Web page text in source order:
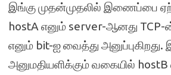
இங்கு முதன்முதலில் இணைப்பை
hostA எனும் server-ஆனது TCP-
எனும் bit-ஐ வைத்து
அனுமதியளிக்கும் வகையில் hostB